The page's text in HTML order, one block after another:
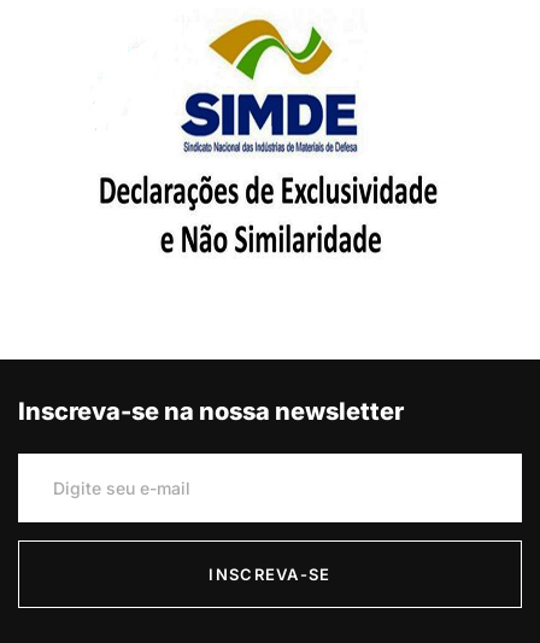
Inscreva-se na nossa newsletter
INSCREVA-SE